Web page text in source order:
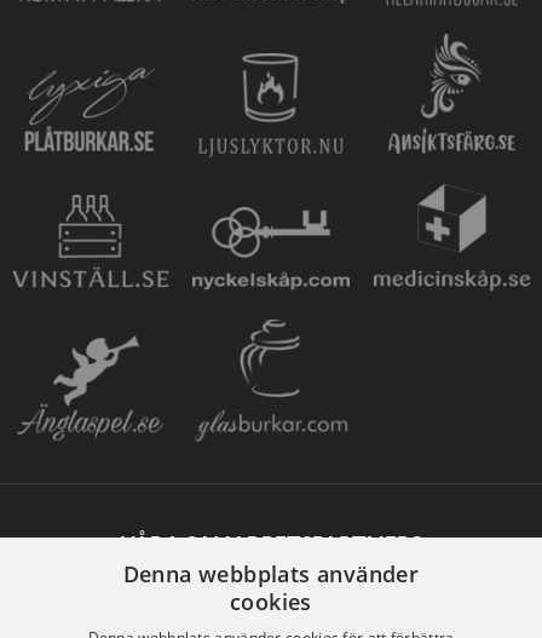
VÅRA SAMARBETSPARTNERS
Denna webbplats använder
cookies